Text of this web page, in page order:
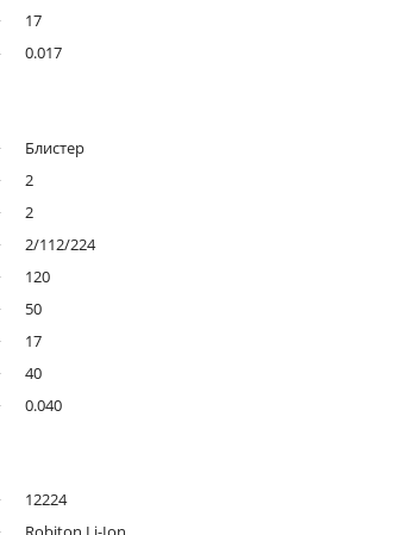
17
0.017
Блистер
2
2
2/112/224
120
50
17
40
0.040
12224